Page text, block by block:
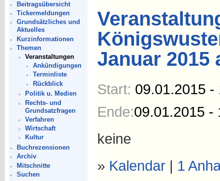
Beitragsübersicht
Tickermeldungen
Grundsätzliches und
Aktuelles
Kurzinformationen
Themen
Veranstaltungen
Ankündigungen
Terminliste
Rückblick
Politik u. Medien
Rechts- und
Grundsatzfragen
Verfahren
Wirtschaft
Kultur
Buchrezensionen
Archiv
Mitschnitte
Suchen
Januar 2015
Start: 09.01.2015 -
Ende:09.01.2015 -
keine
» Kalendar| 1